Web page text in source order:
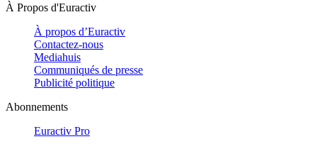
À Propos d'Euractiv
À propos d’Euractiv
Contactez-nous
Mediahuis
Communiqués de presse
Publicité politique
Abonnements
Euractiv Pro